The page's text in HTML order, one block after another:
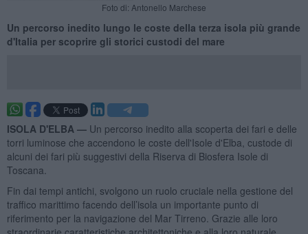
Foto di: Antonello Marchese
Un percorso inedito lungo le coste della terza isola più grande
d'Italia per scoprire gli storici custodi del mare
ISOLA D'ELBA — Un percorso inedito alla scoperta dei fari e delle
torri luminose che accendono le coste dell'Isole d'Elba, custode di
alcuni dei fari più suggestivi della Riserva di Biosfera Isole di
Toscana.
Fin dai tempi antichi, svolgono un ruolo cruciale nella gestione del
traffico marittimo facendo dell’isola un importante punto di
riferimento per la navigazione del Mar Tirreno. Grazie alle loro